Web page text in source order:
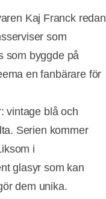
Kaj Franck redan
som
som byggde på
en fanbärare för
vintage blå och
Serien kommer
i
glasyr som kan
dem unika.